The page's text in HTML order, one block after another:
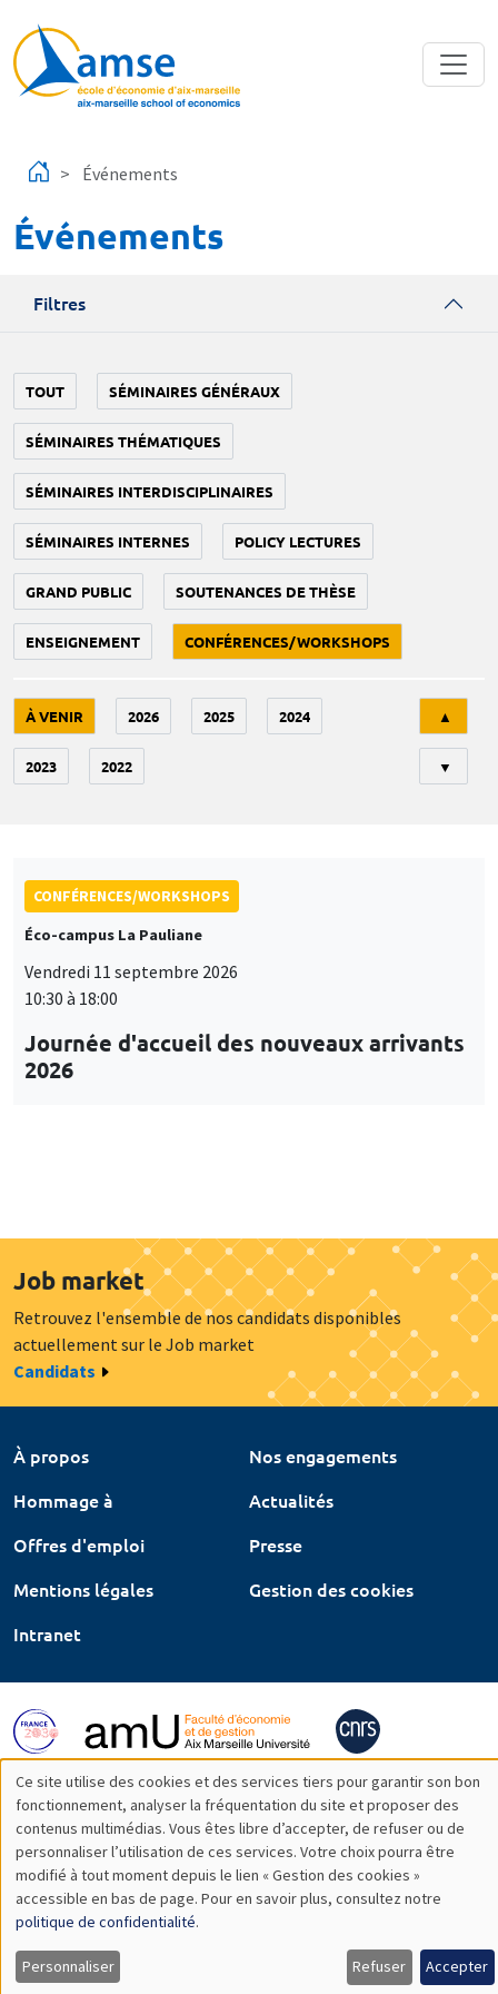
Événements
Événements
Filtres
TOUT SÉMINAIRES GÉNÉRAUX
SÉMINAIRES THÉMATIQUES
SÉMINAIRES INTERDISCIPLINAIRES
SÉMINAIRES INTERNES POLICY LECTURES
GRAND PUBLIC SOUTENANCES DE THÈSE
ENSEIGNEMENT CONFÉRENCES/WORKSHOPS
À VENIR 2026 2025 2024
2023 2022
▲
▼
CONFÉRENCES/WORKSHOPS
Éco-campus La Pauliane
Vendredi 11 septembre 2026
10:30 à 18:00
Journée d'accueil des nouveaux arrivants
2026
Job market
Retrouvez l'ensemble de nos candidats disponibles
actuellement sur le Job market
Candidats
À propos
Nos engagements
Hommage à
Actualités
Offres d'emploi
Presse
Mentions légales
Gestion des cookies
Intranet
Utilisation
des
données
personnelles
et
Ce site utilise des cookies et des services tiers pour garantir son bon
fonctionnement, analyser la fréquentation du site et proposer des
contenus multimédias. Vous êtes libre d’accepter, de refuser ou de
personnaliser l’utilisation de ces services. Votre choix pourra être
modifié à tout moment depuis le lien « Gestion des cookies »
accessible en bas de page. Pour en savoir plus, consultez notre
politique de confidentialité.
Personnaliser Refuser Accepter